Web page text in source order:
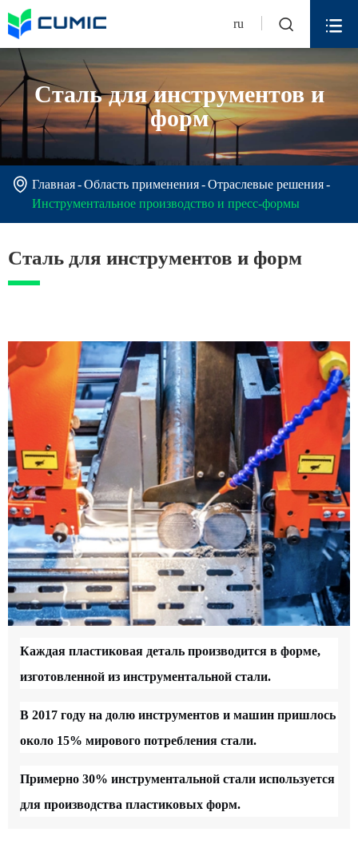
ru  
Сталь для инструментов и
форм
 Главная Область применения
Отраслевые решения
Инструментальное производство и пресс-формы
Сталь для инструментов и форм
Каждая пластиковая деталь производится в форме,
изготовленной из инструментальной стали.
В 2017 году на долю инструментов и машин пришлось
около 15% мирового потребления стали.
Примерно 30% инструментальной стали используется
для производства пластиковых форм.